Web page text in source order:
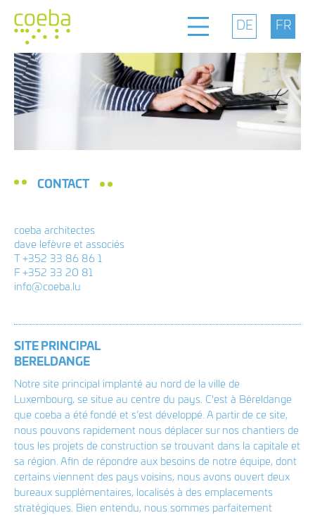
Bureau
facebook
T +352 33 86 86 1
Plan d'accès Bereldange
Plan d'accès Wasserbillig
Plan d'accès Rambrouch
CONTACT
coeba architectes
dave lefèvre et associés
T +352 33 86 86 1
F +352 33 20 81
info@coeba.lu
SITE PRINCIPAL
BERELDANGE
Notre site principal implanté au nord de la ville de
Luxembourg, se situe au centre du pays. C'est à Béreldange
que coeba a été fondé et s’est développé. A partir de ce site,
nous pouvons rapidement nous déplacer sur nos chantiers de
tous les projets de construction se trouvant dans la capitale et
sa région. Afin de répondre aux besoins de notre équipe, dont
certains viennent des pays voisins, nous avons ouvert deux
bureaux supplémentaires, localisés à des emplacements
stratégiques. Bien entendu, nous sommes parfaitement